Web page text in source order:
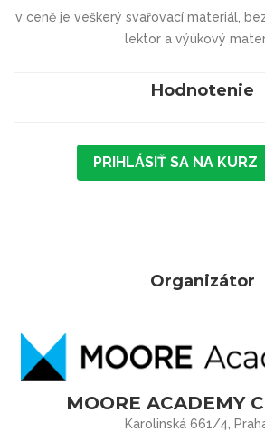
v ceně je veškerý svařovací materiál,
lektor a výúkový
Hodnotenie
PRIHLÁSIŤ SA NA KURZ
Organizátor
MOORE ACADEMY
Karolinská 661/4,